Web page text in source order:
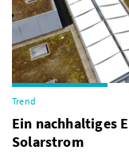
Trend
Ein nachhaltiges
Solarstrom